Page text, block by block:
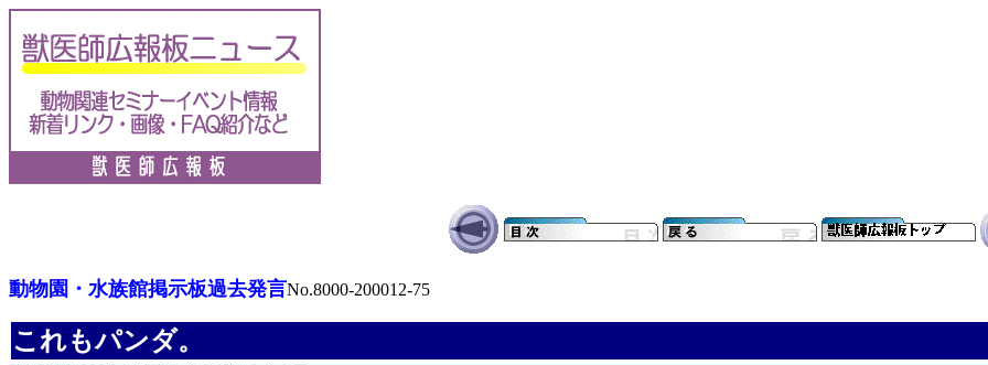
動物園・水族館掲示板過去発言No.8000-200012-75
これもパンダ。